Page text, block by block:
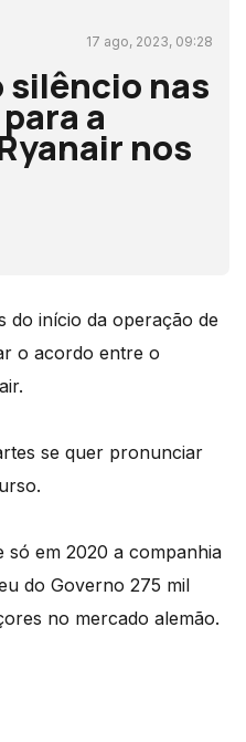
17 ago, 2023, 09:28
silêncio nas
a
nos
do início da operação de
o acordo entre o
se quer pronunciar
só em 2020 a companhia
do Governo 275 mil
no mercado alemão.